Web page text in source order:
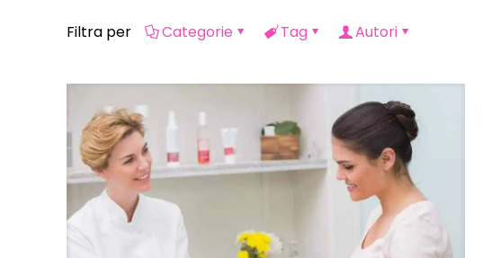
Filtra per Categorie Tag Autori